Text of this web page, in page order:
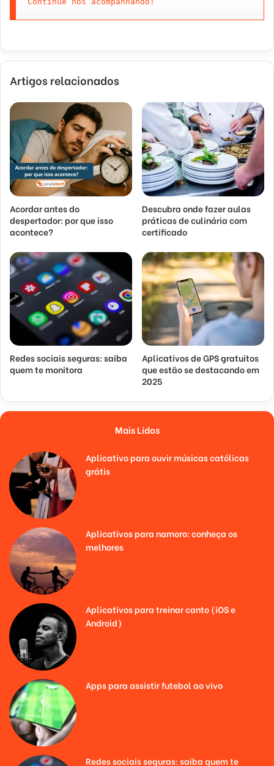
Artigos relacionados
Acordar antes do
despertador: por que isso
acontece?
Descubra onde fazer aulas
práticas de culinária com
certificado
Redes sociais seguras: saiba
quem te monitora
Aplicativos de GPS gratuitos
que estão se destacando em
2025
Mais Lidos
Aplicativo para ouvir músicas católicas
grátis
Aplicativos para namoro: conheça os
melhores
Aplicativos para treinar canto (iOS e
Android)
Apps para assistir futebol ao vivo
Redes sociais seguras: saiba quem te